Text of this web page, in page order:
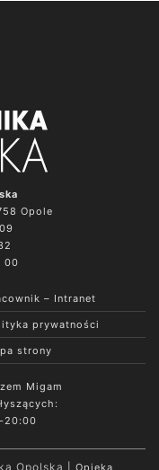
Opole
00
– Intranet
prywatności
strony
Migam
20:00
Opolska | Opieka